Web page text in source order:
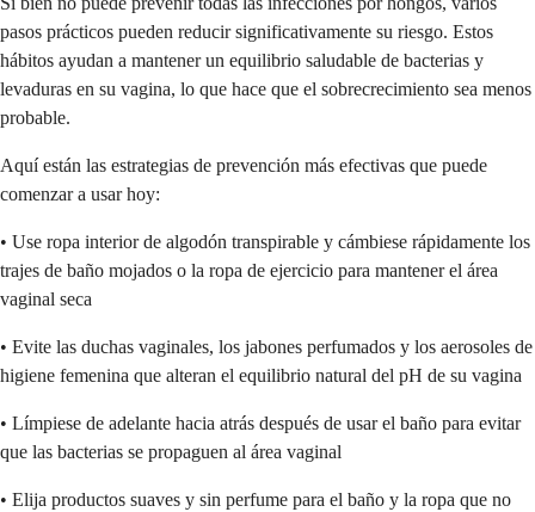
pasos prácticos pueden reducir significativamente su riesgo. Estos
hábitos ayudan a mantener un equilibrio saludable de bacterias y
levaduras en su vagina, lo que hace que el sobrecrecimiento sea menos
probable.
Aquí están las estrategias de prevención más efectivas que puede
comenzar a usar hoy:
• Use ropa interior de algodón transpirable y cámbiese rápidamente los
trajes de baño mojados o la ropa de ejercicio para mantener el área
vaginal seca
• Evite las duchas vaginales, los jabones perfumados y los aerosoles de
higiene femenina que alteran el equilibrio natural del pH de su vagina
• Límpiese de adelante hacia atrás después de usar el baño para evitar
que las bacterias se propaguen al área vaginal
• Elija productos suaves y sin perfume para el baño y la ropa que no